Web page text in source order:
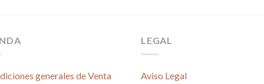
variantes.
se
opciones
pueden
generales de Venta
LEGAL
Aviso Legal